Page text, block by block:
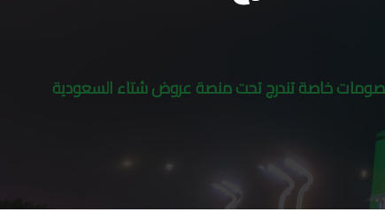
وخصومات خاصة تندرج تحت منصة عروض شتاء السعودية